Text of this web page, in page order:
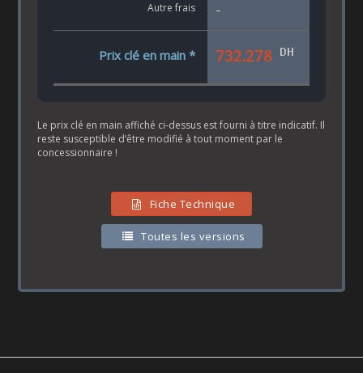
Autre frais -
Prix clé en main * 732.278 DH
Le prix clé en main affiché ci-dessus est fourni à titre indicatif. Il
reste susceptible d’être modifié à tout moment par le
concessionnaire !
Fiche Technique
Toutes les versions